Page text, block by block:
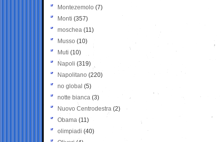
Montezemolo (7)
Monti (357)
moschea (11)
Musso (10)
Muti (10)
Napoli (319)
Napolitano (220)
no global (5)
notte bianca (3)
Nuovo Centrodestra (2)
Obama (11)
olimpiadi (40)